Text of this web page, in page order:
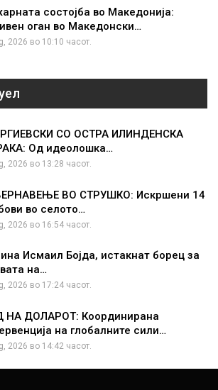
состојба во Македонија:
оган во Македонски…
2026 во 10:10 часот.
СО ОСТРА ИЛИНДЕНСКА
Од идеолошка…
2026 во 13:28 часот.
ВО СТРУШКО: Искршени 14
во селото…
2026 во 16:54 часот.
Исмаил Бојда, истакнат борец за
на…
2026 во 17:24 часот.
НА ДОЛАРОТ: Координирана
на глобалните сили…
2026 во 14:42 часот.